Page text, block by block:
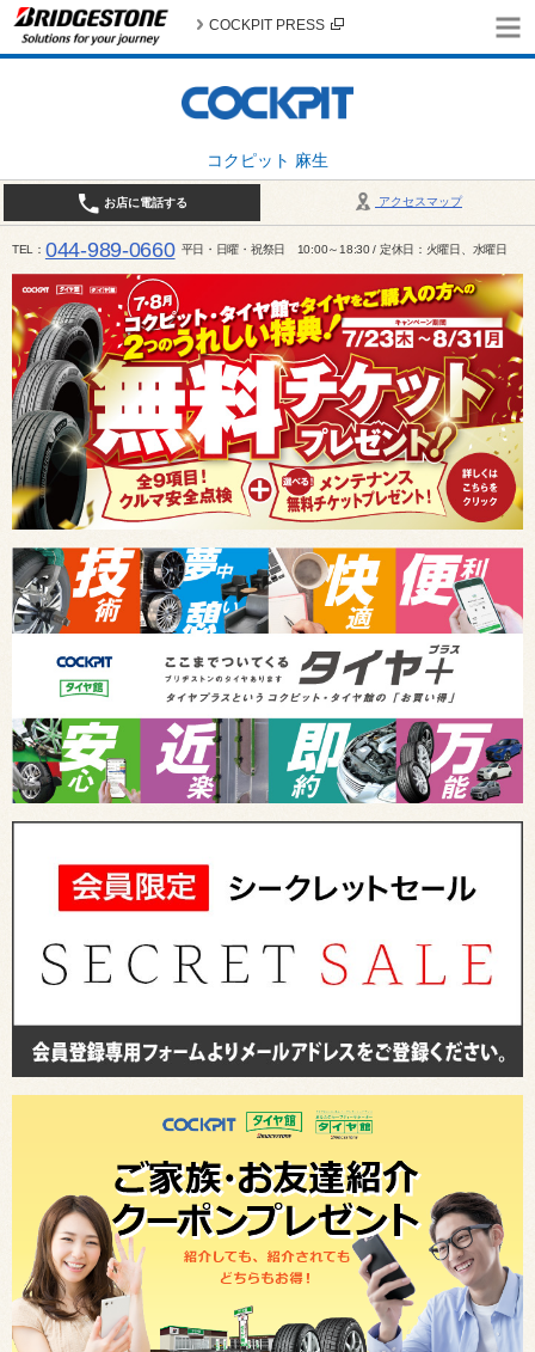
コクピット 麻生
COCKPIT PRESS
アクセスマップ
お店に電話する
TEL 044-989-0660 平日・日曜・祝祭日 10:00～18:30 / 定休日：火曜日、水曜日